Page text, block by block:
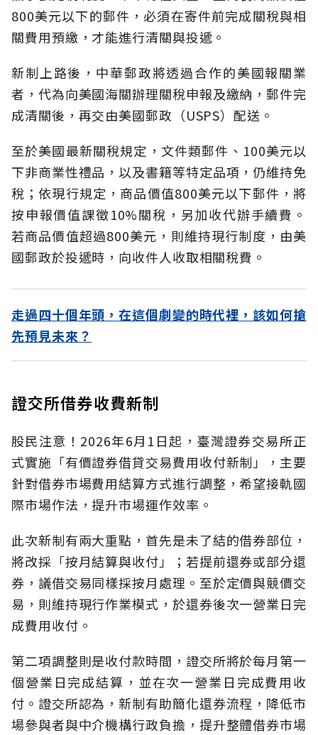
800美元以下的郵件，必須在寄件前完成關稅與相
關費用預繳，才能進行清關與投遞。
新制上路後，中華郵政將透過合作的美國報關業
者，代為向美國海關辦理關稅申報及繳納，郵件完
成清關後，再交由美國郵政（USPS）配送。
至於美國最新關稅規定，文件類郵件、100美元以
下非商業性禮品，以及書籍等特定品項，仍維持免
稅；依現行規定，商品價值800美元以下郵件，將
按申報價值課徵10%關稅，另加收代辦手續費。
若商品價值超過800美元，則維持現行制度，由美
國郵政於投遞時，向收件人收取相關稅費。
走過四十個年頭，在這個劇變的時代裡，該如何搶
先預見未來？
證交所借券收費新制
股民注意！2026年6月1日起，臺灣證券交易所正
式實施「有價證券借貸交易費用收付新制」，主要
針對借券市場費用結算方式進行調整，希望接軌國
際市場作法，提升市場運作效率。
此次新制有兩大重點，首先是未了結的借券部位，
將改採「按月結算與收付」；若提前還券或部分還
券，議借交易同樣採按月處理。至於定價與競價交
易，則維持現行作業模式，於還券後次一營業日完
成費用收付。
第二項調整則是收付款時間，證交所將於每月第一
個營業日完成結算，並在次一營業日完成費用收
付。證交所認為，新制有助簡化還券流程，降低市
場參與者與中介機構行政負擔，提升整體借券市場